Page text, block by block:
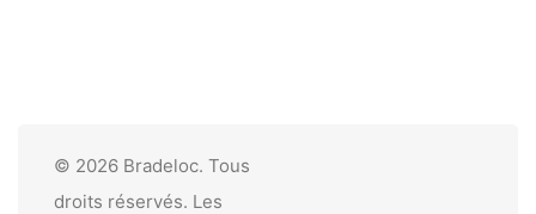
© 2026 Bradeloc. Tous
droits réservés. Les